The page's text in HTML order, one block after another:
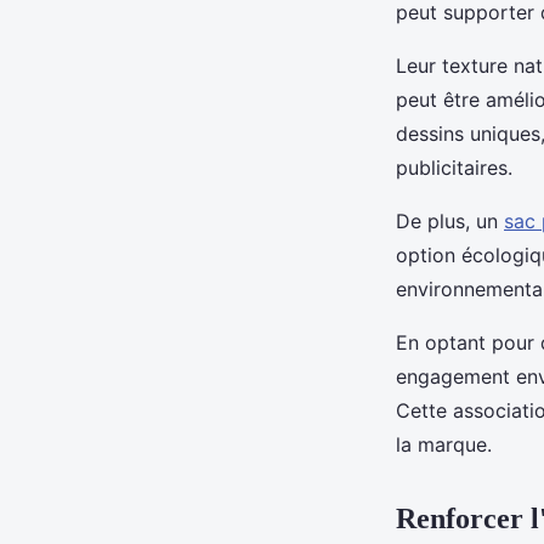
peut supporter
Leur texture
peut être
dessins
publicitaires.
De plus, un sac
option
En optant pour
engagement
Cette
la marque.
Renforcer